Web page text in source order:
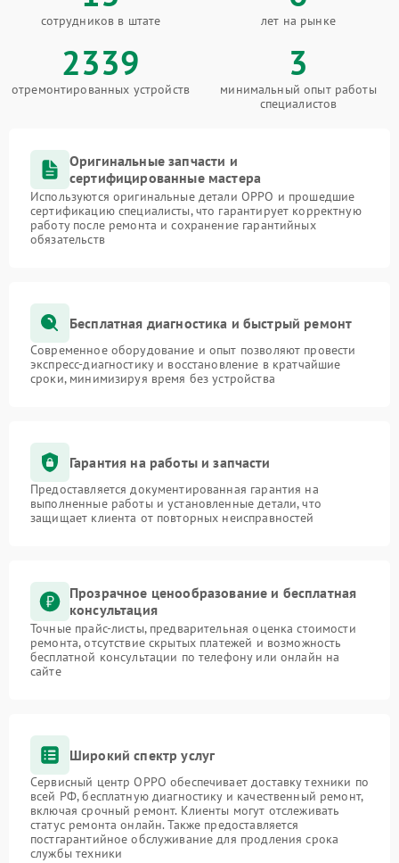
сотрудников в штате лет на рынке
2339
отремонтированных устройств
3
минимальный опыт работы
специалистов
Оригинальные запчасти и
сертифицированные мастера
Используются оригинальные детали OPPO и прошедшие
сертификацию специалисты, что гарантирует корректную
работу после ремонта и сохранение гарантийных
обязательств
Бесплатная диагностика и быстрый ремонт
Современное оборудование и опыт позволяют провести
экспресс-диагностику и восстановление в кратчайшие
сроки, минимизируя время без устройства
Гарантия на работы и запчасти
Предоставляется документированная гарантия на
выполненные работы и установленные детали, что
защищает клиента от повторных неисправностей
Прозрачное ценообразование и бесплатная
консультация
Точные прайс-листы, предварительная оценка стоимости
ремонта, отсутствие скрытых платежей и возможность
бесплатной консультации по телефону или онлайн на
сайте
Широкий спектр услуг
Сервисный центр OPPO обеспечивает доставку техники по
всей РФ, бесплатную диагностику и качественный ремонт,
включая срочный ремонт. Клиенты могут отслеживать
статус ремонта онлайн. Также предоставляется
постгарантийное обслуживание для продления срока
службы техники